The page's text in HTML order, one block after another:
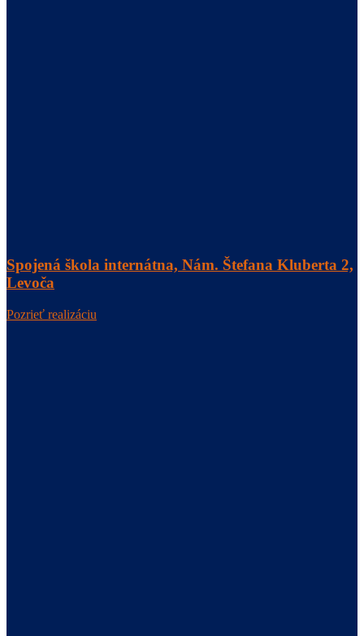
Spojená škola internátna, Nám. Štefana Kluberta 2,
Levoča
Pozrieť realizáciu